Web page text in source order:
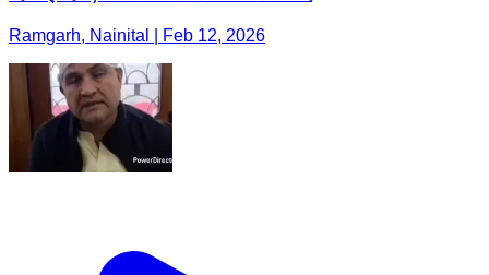
Ramgarh, Nainital | Feb 12, 2026